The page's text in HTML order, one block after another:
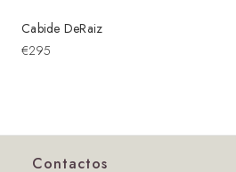
Cabide DeRaiz
€295
Contactos